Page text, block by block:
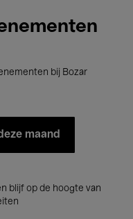
bij Bozar
maand
blijf op de hoogte van